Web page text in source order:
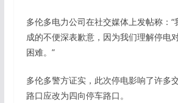
多伦多电力公司在社交媒体上发帖称：
成的不便深表歉意，因为我们理解停电
困难。”
多伦多警方证实，此次停电影响了许多
路口应改为四向停车路口。